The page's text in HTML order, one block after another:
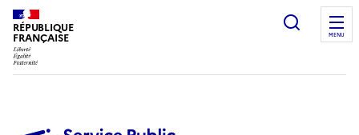
RÉPUBLIQUE
FRANÇAISE
Ouvrir
MENU